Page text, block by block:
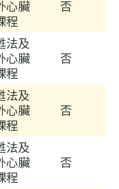
心臟
程
否
法及
心臟
程
否
法及
心臟
程
否
法及
心臟
程
否
救
構
會